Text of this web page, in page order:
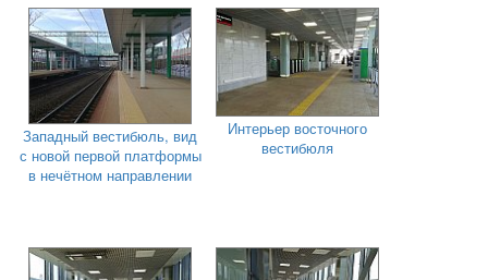
Западный вестибюль, вид
с новой первой платформы
в нечётном направлении
Интерьер восточного
вестибюля